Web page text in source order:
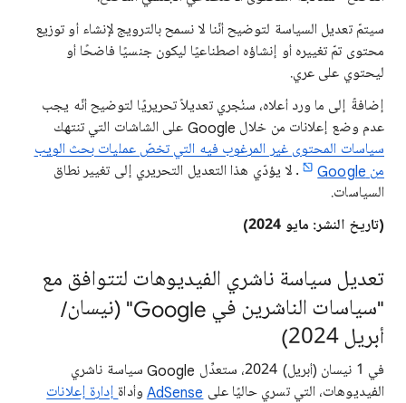
سيتمّ تعديل السياسة لتوضيح أنّنا لا نسمح بالترويج لإنشاء أو توزيع
محتوى تمّ تغييره أو إنشاؤه اصطناعيًا ليكون جنسيًا فاضحًا أو
ليحتوي على عري.
إضافةً إلى ما ورد أعلاه، سنُجري تعديلاً تحريريًا لتوضيح أنّه يجب
عدم وضع إعلانات من خلال Google على الشاشات التي تنتهك
سياسات المحتوى غير المرغوب فيه التي تخصّ عمليات بحث الويب
من Google
. لا يؤدّي هذا التعديل التحريري إلى تغيير نطاق
السياسات.
(تاريخ النشر: مايو 2024)
تعديل سياسة ناشري الفيديوهات لتتوافق مع
"سياسات الناشرين في Google" (نيسان/
أبريل 2024)
في 1 نيسان (أبريل) 2024، ستعدِّل Google سياسة ناشري
الفيديوهات، التي تسري حاليًا على AdSense وأداة إدارة إعلانات